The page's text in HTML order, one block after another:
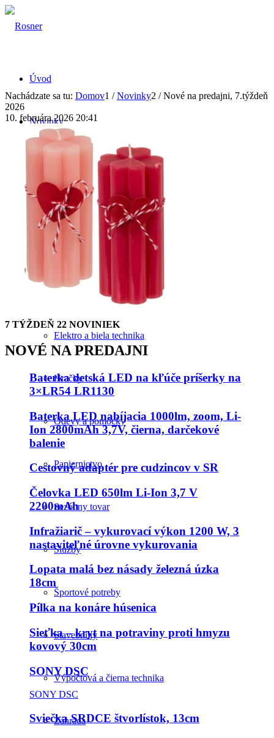
Úvod
Novinky
Dielňa a náradie
Domácnosť
Drogéria a kozmetika
Elektro a biela technika
Hračky
Odevy a pomôcky
Papiernictvo
Sezónny tovar
Služby
Športové potreby
Stavebniny
Výpočtová a čierna technika
Záhrada
Nachádzate sa tu: Domov1 / Novinky2 / Nové na predajni, 7.týždeň
2026
10. februára 2026 20:41
7 TÝŽDEŇ 22 NOVINIEK
NOVÉ NA PREDAJNI
Baterka detská LED na kľúče príšerky na
3×LR54 LR1130
Baterka LED nabíjacia 1000lm, zoom, Li-
Ion 2800mAh 3,7V, čierna, darčekové
balenie
Cestovný adaptér pre cudzincov v SR
Čelovka LED 650lm Li-Ion 3,7 V
2200mAh
Infražiarič – vykurovací výkon 1200 W, 3
nastaviteľné úrovne vykurovania
Lopata malá bez násady železná úzka
18cm
Pílka na konáre húsenica
Sieťka – kryt na potraviny proti hmyzu
kovový 30cm
SONY DSC
SONY DSC
Sviečka SRDCE štvorlístok, 13cm